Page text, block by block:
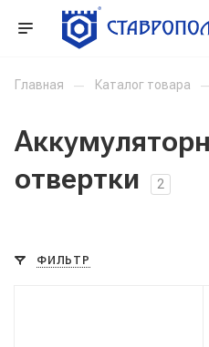
Главная — Каталог товара
отвертки
2
ФИЛЬТР